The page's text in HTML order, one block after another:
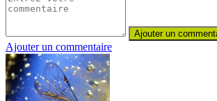
Ajouter un commentaire